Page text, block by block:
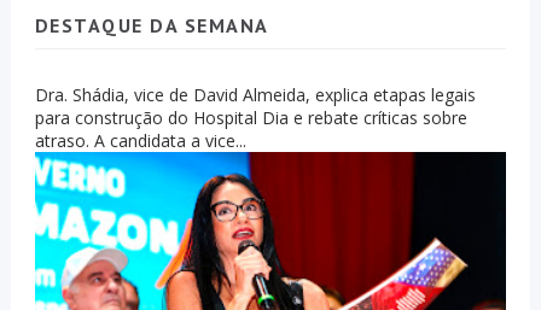
DESTAQUE DA SEMANA
Dra. Shádia, vice de David Almeida, explica etapas legais
para construção do Hospital Dia e rebate críticas sobre
atraso. A candidata a vice...